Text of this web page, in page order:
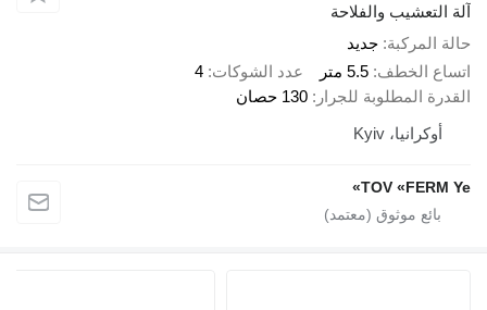
والفلاحة
جديد
الخطف 5.5 متر عدد الشوكات 4
المطلوبة للجرار 130 حصان
أوكرانيا، Kyiv
TOV